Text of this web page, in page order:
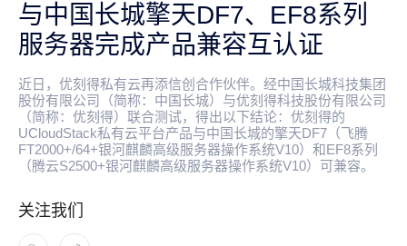
与中国长城擎天DF7、EF8系列
服务器完成产品兼容互认证
近日，优刻得私有云再添信创合作伙伴。经中国长城科技集团
股份有限公司（简称：中国长城）与优刻得科技股份有限公司
（简称：优刻得）联合测试，得出以下结论：优刻得的
UCloudStack私有云平台产品与中国长城的擎天DF7（飞腾
FT2000+/64+银河麒麟高级服务器操作系统V10）和EF8系列
（腾云S2500+银河麒麟高级服务器操作系统V10）可兼容。
关注我们